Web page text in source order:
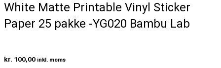
White Matte Printable Vinyl Sticker
Paper 25 pakke -YG020 Bambu Lab
kr. 100,00 inkl. moms